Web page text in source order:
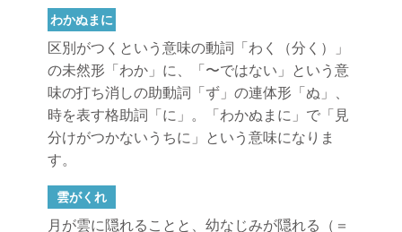
わかぬまに
区別がつくという意味の動詞「わく（分く）」
の未然形「わか」に、「〜ではない」という意
味の打ち消しの助動詞「ず」の連体形「ぬ」、
時を表す格助詞「に」。「わかぬまに」で「見
分けがつかないうちに」という意味になりま
す。
雲がくれ
月が雲に隠れることと、幼なじみが隠れる（＝